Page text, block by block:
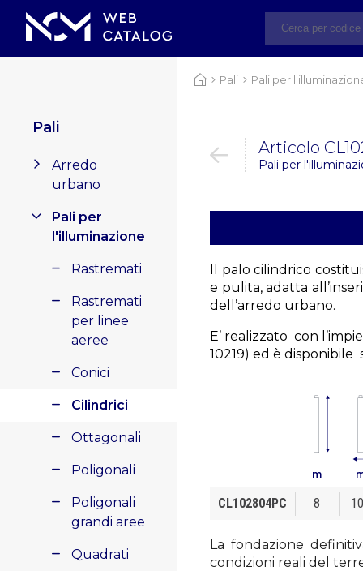
Pali
Arredo
urbano
Pali per
l'illuminazione
Rastremati
Rastremati
per linee
aeree
Conici
Cilindrici
Ottagonali
Poligonali
Poligonali
grandi aree
Quadrati
Pali Pali per
Articolo
Pali per
Il palo cilindrico
e pulita, adatta
dell’arredo urbano.
E’ realizzato con
10219) ed è
La fondazione
condizioni reali del
m
CL102804PC 8